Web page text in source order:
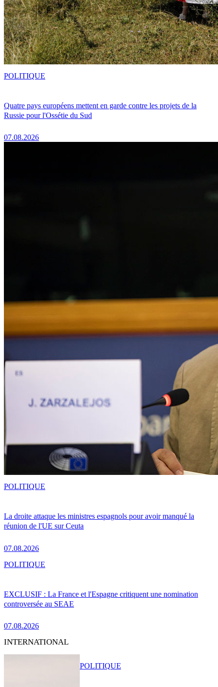
Quatre pays européens mettent en garde contre les projets de la
Russie pour l'Ossétie du Sud
07.08.2026
POLITIQUE
La droite attaque les ministres espagnols pour avoir manqué la
réunion de l'UE sur Ceuta
07.08.2026
POLITIQUE
EXCLUSIF : La France et l'Espagne critiquent une nomination
controversée au SEAE
07.08.2026
POLITIQUE
INTERNATIONAL
POLITIQUE